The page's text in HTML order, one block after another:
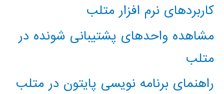
کاربردهای نرم افزار متلب
مشاهده واحدهای پشتیبانی شونده در
متلب
راهنمای برنامه نویسی پایتون در متلب